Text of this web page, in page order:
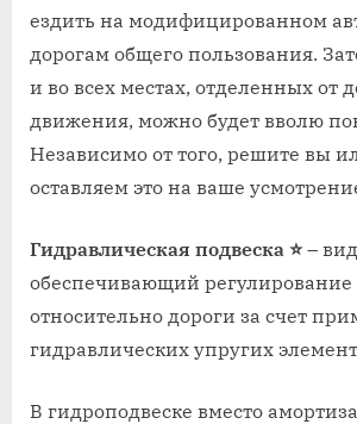
ездить на модифицированном
дорогам общего пользования.
и во всех местах, отделенных от
движения, можно будет вволю
Независимо от того, решите вы
оставляем это на ваше
Гидравлическая подвеска ⭐–
обеспечивающий регулирование
относительно дороги за счет
гидравлических упругих
В гидроподвеске вместо